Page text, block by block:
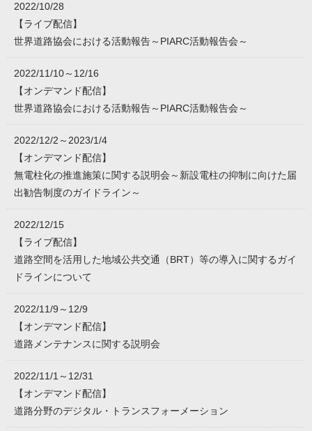
2022/10/28
【ライブ配信】
世界道路協会における活動報告～PIARC活動報告会～
2022/11/10～12/16
【オンデマンド配信】
世界道路協会における活動報告～PIARC活動報告会～
2022/12/2～2023/1/4
【オンデマンド配信】
無電柱化の推進施策に関する説明会～新設電柱の抑制に向けた届
出勧告制度のガイドライン～
2022/12/15
【ライブ配信】
道路空間を活用した地域公共交通（BRT）等の導入に関するガイ
ドラインについて
2022/11/9～12/9
【オンデマンド配信】
道路メンテナンスに関する説明会
2022/11/1～12/31
【オンデマンド配信】
道路分野のデジタル・トランスフォーメーション